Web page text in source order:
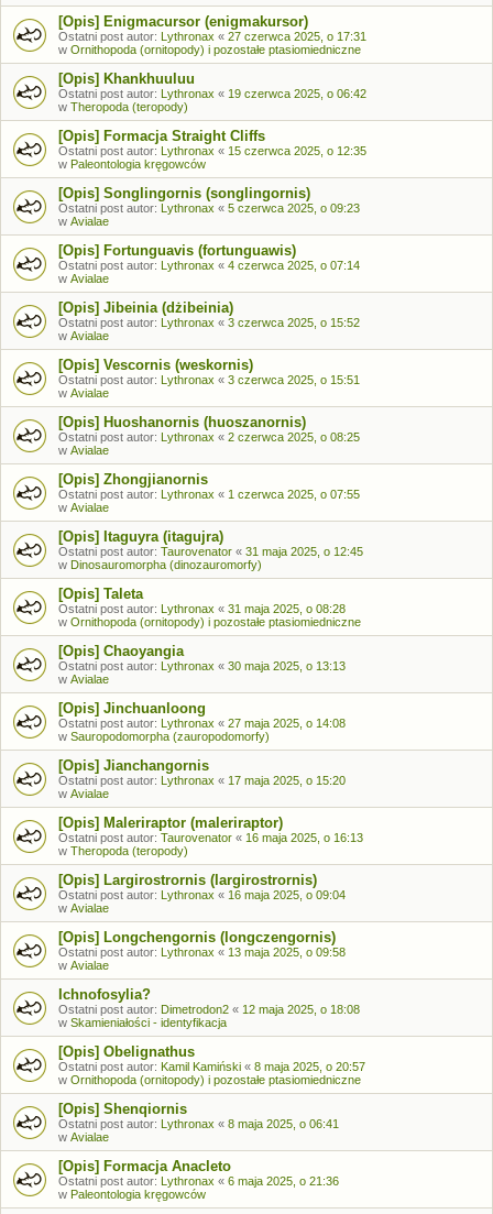
[Opis] Enigmacursor (enigmakursor)
Ostatni post autor: Lythronax « 27 czerwca 2025, o 17:31
w Ornithopoda (ornitopody) i pozostałe ptasiomiedniczne
[Opis] Khankhuuluu
Ostatni post autor: Lythronax « 19 czerwca 2025, o 06:42
w Theropoda (teropody)
[Opis] Formacja Straight Cliffs
Ostatni post autor: Lythronax « 15 czerwca 2025, o 12:35
w Paleontologia kręgowców
[Opis] Songlingornis (songlingornis)
Ostatni post autor: Lythronax « 5 czerwca 2025, o 09:23
w Avialae
[Opis] Fortunguavis (fortunguawis)
Ostatni post autor: Lythronax « 4 czerwca 2025, o 07:14
w Avialae
[Opis] Jibeinia (dżibeinia)
Ostatni post autor: Lythronax « 3 czerwca 2025, o 15:52
w Avialae
[Opis] Vescornis (weskornis)
Ostatni post autor: Lythronax « 3 czerwca 2025, o 15:51
w Avialae
[Opis] Huoshanornis (huoszanornis)
Ostatni post autor: Lythronax « 2 czerwca 2025, o 08:25
w Avialae
[Opis] Zhongjianornis
Ostatni post autor: Lythronax « 1 czerwca 2025, o 07:55
w Avialae
[Opis] Itaguyra (itagujra)
Ostatni post autor: Taurovenator « 31 maja 2025, o 12:45
w Dinosauromorpha (dinozauromorfy)
[Opis] Taleta
Ostatni post autor: Lythronax « 31 maja 2025, o 08:28
w Ornithopoda (ornitopody) i pozostałe ptasiomiedniczne
[Opis] Chaoyangia
Ostatni post autor: Lythronax « 30 maja 2025, o 13:13
w Avialae
[Opis] Jinchuanloong
Ostatni post autor: Lythronax « 27 maja 2025, o 14:08
w Sauropodomorpha (zauropodomorfy)
[Opis] Jianchangornis
Ostatni post autor: Lythronax « 17 maja 2025, o 15:20
w Avialae
[Opis] Maleriraptor (maleriraptor)
Ostatni post autor: Taurovenator « 16 maja 2025, o 16:13
w Theropoda (teropody)
[Opis] Largirostrornis (largirostrornis)
Ostatni post autor: Lythronax « 16 maja 2025, o 09:04
w Avialae
[Opis] Longchengornis (longczengornis)
Ostatni post autor: Lythronax « 13 maja 2025, o 09:58
w Avialae
Ichnofosylia?
Ostatni post autor: Dimetrodon2 « 12 maja 2025, o 18:08
w Skamieniałości - identyfikacja
[Opis] Obelignathus
Ostatni post autor: Kamil Kamiński « 8 maja 2025, o 20:57
w Ornithopoda (ornitopody) i pozostałe ptasiomiedniczne
[Opis] Shenqiornis
Ostatni post autor: Lythronax « 8 maja 2025, o 06:41
w Avialae
[Opis] Formacja Anacleto
Ostatni post autor: Lythronax « 6 maja 2025, o 21:36
w Paleontologia kręgowców